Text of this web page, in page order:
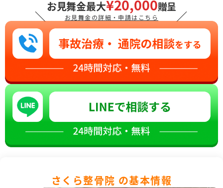
＼
お見舞金最大¥20,000贈呈
お見舞金の詳細・申請はこちら ／
さくら整骨院 の基本情報